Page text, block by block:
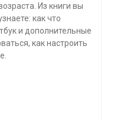
Из книги вы
как что
и дополнительные
как настроить